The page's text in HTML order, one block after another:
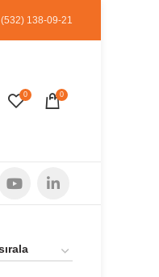
(532) 138-09-21
0 0